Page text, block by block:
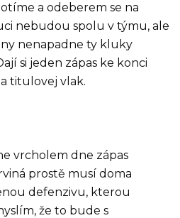
a odeberem se na
nebudou spolu v týmu, ale
nenapadne ty kluky
si jeden zápas ke konci
titulovej vlak.
vrcholem dne zápas
prostě musí doma
defenzivu, kterou
že to bude s